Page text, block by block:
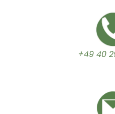
+49 40